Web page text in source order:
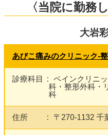
〈当院に勤務
大岩
あびこ痛みのクリニック‐
診療科目
ペインクリニ
科・整形外科・
科
住所 〒270-1132 千